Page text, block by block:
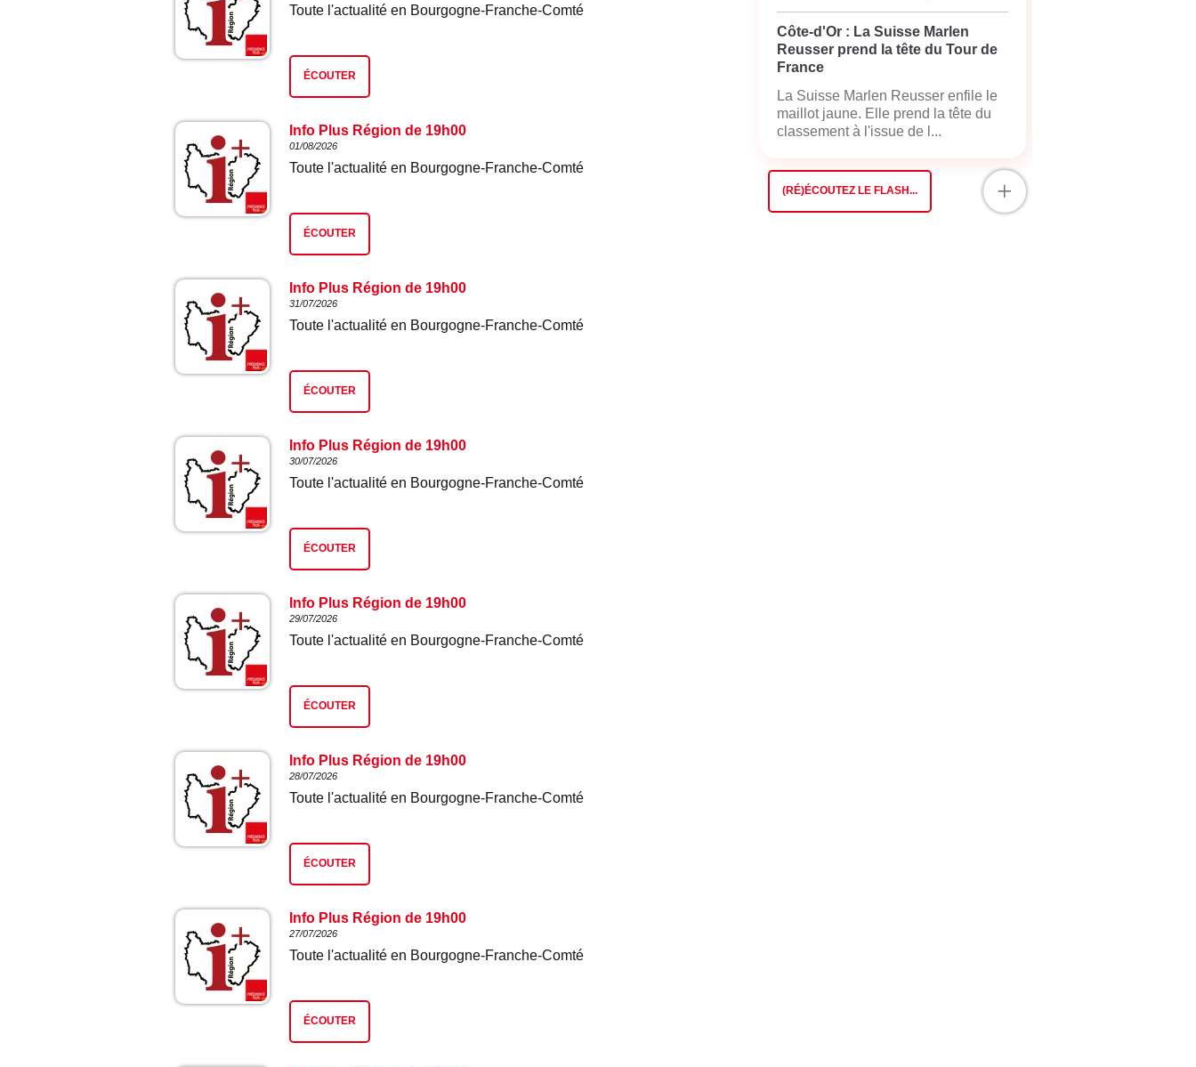
Toute l'actualité en Bourgogne-Franche-Comté
ÉCOUTER
Info Plus Région de 19h00
01/08/2026
Toute l'actualité en Bourgogne-Franche-Comté
ÉCOUTER
Info Plus Région de 19h00
31/07/2026
Toute l'actualité en Bourgogne-Franche-Comté
ÉCOUTER
Info Plus Région de 19h00
30/07/2026
Toute l'actualité en Bourgogne-Franche-Comté
ÉCOUTER
Info Plus Région de 19h00
29/07/2026
Toute l'actualité en Bourgogne-Franche-Comté
ÉCOUTER
Info Plus Région de 19h00
28/07/2026
Toute l'actualité en Bourgogne-Franche-Comté
ÉCOUTER
Info Plus Région de 19h00
27/07/2026
Toute l'actualité en Bourgogne-Franche-Comté
ÉCOUTER
Côte-d'Or : La Suisse Marlen
Reusser prend la tête du Tour de
France
La Suisse Marlen Reusser enfile le
maillot jaune. Elle prend la tête du
classement à l'issue de l...
(RÉ)ÉCOUTEZ LE FLASH... +